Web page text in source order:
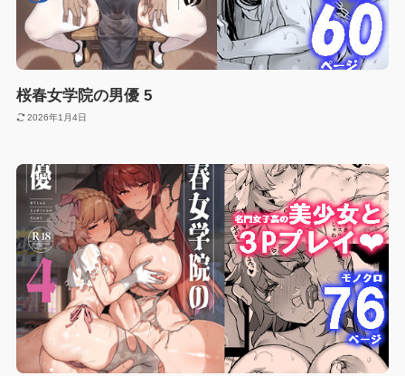
桜春女学院の男優 5
2026年1月4日